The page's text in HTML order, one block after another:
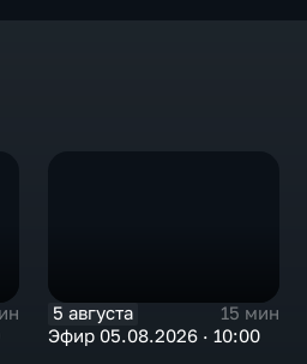
5 августа
15 мин
Эфир 05.08.2026 · 10:00